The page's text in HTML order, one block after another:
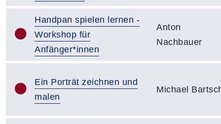
Handpan spielen lernen -
Workshop für
Anfänger*innen
Anton
Nachbauer
Ein Porträt zeichnen und
malen
Michael